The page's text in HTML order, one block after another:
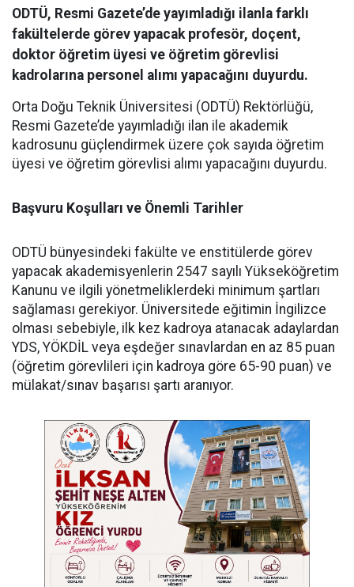
ODTÜ, Resmi Gazete’de yayımladığı ilanla farklı
fakültelerde görev yapacak profesör, doçent,
doktor öğretim üyesi ve öğretim görevlisi
kadrolarına personel alımı yapacağını duyurdu.
Orta Doğu Teknik Üniversitesi (ODTÜ) Rektörlüğü,
Resmi Gazete’de yayımladığı ilan ile akademik
kadrosunu güçlendirmek üzere çok sayıda öğretim
üyesi ve öğretim görevlisi alımı yapacağını duyurdu.
Başvuru Koşulları ve Önemli Tarihler
​ODTÜ bünyesindeki fakülte ve enstitülerde görev
yapacak akademisyenlerin 2547 sayılı Yükseköğretim
Kanunu ve ilgili yönetmeliklerdeki minimum şartları
sağlaması gerekiyor. Üniversitede eğitimin İngilizce
olması sebebiyle, ilk kez kadroya atanacak adaylardan
YDS, YÖKDİL veya eşdeğer sınavlardan en az 85 puan
(öğretim görevlileri için kadroya göre 65-90 puan) ve
mülakat/sınav başarısı şartı aranıyor.